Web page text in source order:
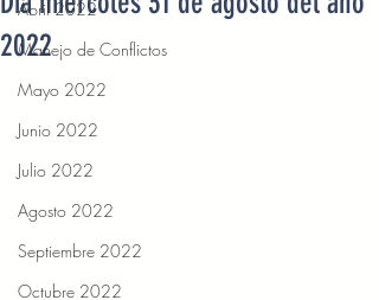
Abril 2022
Manejo de Conflictos
Mayo 2022
Junio 2022
Julio 2022
Agosto 2022
Septiembre 2022
Octubre 2022
2022